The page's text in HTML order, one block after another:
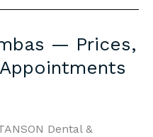
— Prices,
Dental &